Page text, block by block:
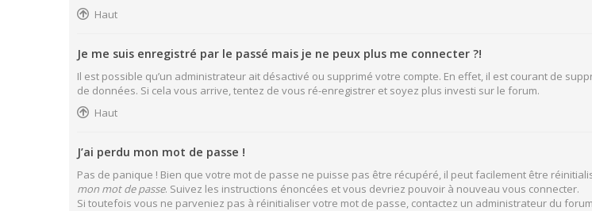
Haut
Je me suis enregistré par le passé mais je ne peux plus me connecter ?!
Il est possible qu’un administrateur ait désactivé ou supprimé votre compte. En effet, il est courant de
de données. Si cela vous arrive, tentez de vous ré-enregistrer et soyez plus investi sur le forum.
Haut
J’ai perdu mon mot de passe !
Pas de panique ! Bien que votre mot de passe ne puisse pas être récupéré, il peut facilement être
mon mot de passe. Suivez les instructions énoncées et vous devriez pouvoir à nouveau vous connecter.
Si toutefois vous ne parveniez pas à réinitialiser votre mot de passe, contactez un administrateur du